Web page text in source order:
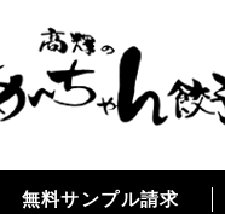
無料サンプル請求